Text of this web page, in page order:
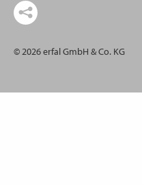
© 2026 erfal GmbH & Co. KG